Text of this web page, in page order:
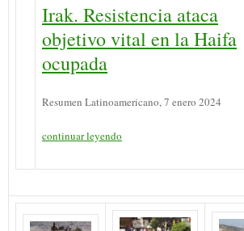
Irak. Resistencia ataca
objetivo vital en la Haifa
ocupada
Resumen Latinoamericano, 7 enero 2024
continuar leyendo